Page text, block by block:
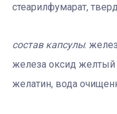
стеарилфумарат,
состав капсулы:
железа оксид желтый
желатин, вода